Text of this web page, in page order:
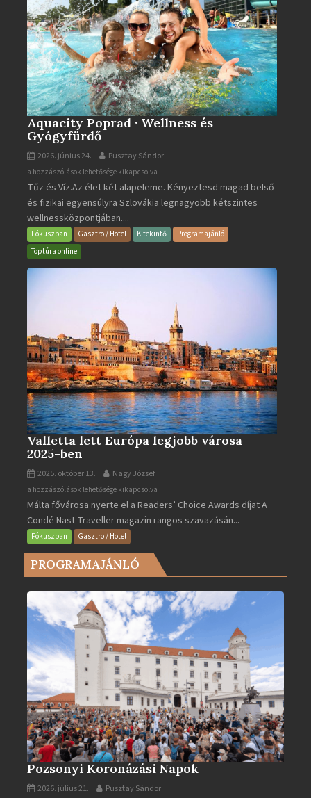
Aquacity Poprad · Wellness és
Gyógyfürdő
2026. június 24. Pusztay Sándor
Aquacity
Poprad
·
Wellness
és
Gyógyfürdő
a hozzászólások lehetősége kikapcsolva
Tűz és Víz.Az élet két alapeleme. Kényeztesd magad belső
és fizikai egyensúlyra Szlovákia legnagyobb kétszintes
wellnessközpontjában....
Fókuszban Gasztro / Hotel Kitekintő
Programajánló
Toptúra online
Valletta lett Európa legjobb városa
2025-ben
2025. október 13. Nagy József
Valletta
lett
Európa
legjobb
városa
2025-
bejegyzéshez
a hozzászólások lehetősége kikapcsolva
Málta fővárosa nyerte el a Readers’ Choice Awards díjat A
Condé Nast Traveller magazin rangos szavazásán...
Fókuszban Gasztro / Hotel
PROGRAMAJÁNLÓ
Pozsonyi Koronázási Napok
2026. július 21. Pusztay Sándor